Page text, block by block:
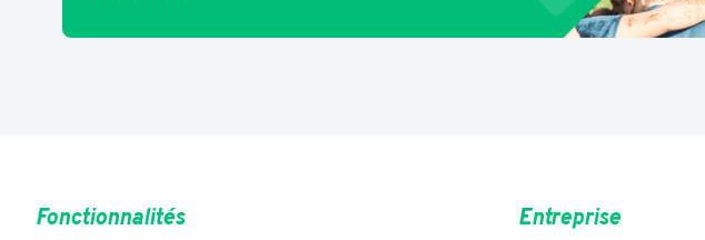
Fonctionnalités Entreprise